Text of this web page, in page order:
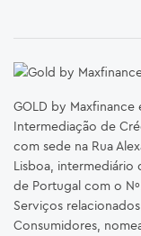
GOLD by
Intermediação de
com sede na Rua
Lisboa,
de Portugal com o
Serviços
Consumidores,